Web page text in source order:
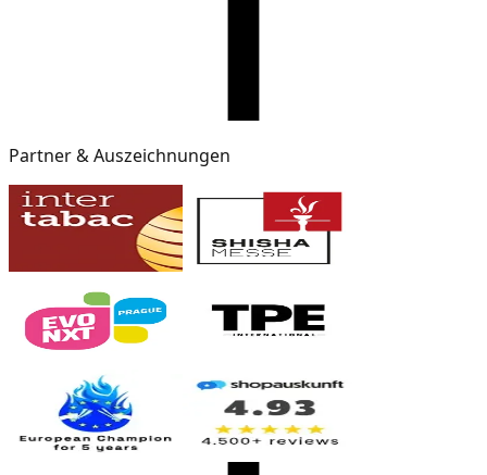
Partner & Auszeichnungen